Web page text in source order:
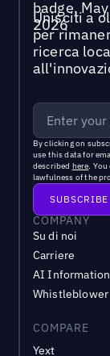
Unisciti a
per
ricerca
By clicking on
use this data for
described here.
lawfulness of the
COMPANY
Su di noi
Carriere
AI Information
Whistleblower
COMPARE
Yext